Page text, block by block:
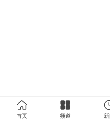
首页 频道 新